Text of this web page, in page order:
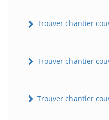
Trouver chantier
Trouver chantier
Trouver chantier